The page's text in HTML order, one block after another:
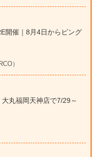
開催｜8月4日からピング
）
丸福岡天神店で7/29～